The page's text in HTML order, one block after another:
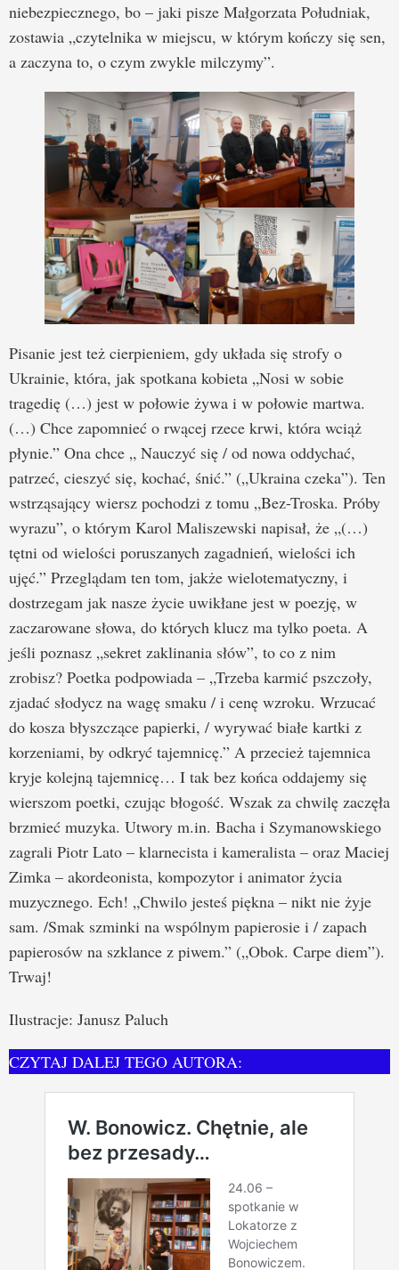
niebezpiecznego, bo – jaki pisze Małgorzata Południak,
zostawia „czytelnika w miejscu, w którym kończy się sen,
a zaczyna to, o czym zwykle milczymy”.
Pisanie jest też cierpieniem, gdy układa się strofy o
Ukrainie, która, jak spotkana kobieta „Nosi w sobie
tragedię (…) jest w połowie żywa i w połowie martwa.
(…) Chce zapomnieć o rwącej rzece krwi, która wciąż
płynie.” Ona chce „ Nauczyć się / od nowa oddychać,
patrzeć, cieszyć się, kochać, śnić.” („Ukraina czeka”). Ten
wstrząsający wiersz pochodzi z tomu „Bez-Troska. Próby
wyrazu”, o którym Karol Maliszewski napisał, że „(…)
tętni od wielości poruszanych zagadnień, wielości ich
ujęć.” Przeglądam ten tom, jakże wielotematyczny, i
dostrzegam jak nasze życie uwikłane jest w poezję, w
zaczarowane słowa, do których klucz ma tylko poeta. A
jeśli poznasz „sekret zaklinania słów”, to co z nim
zrobisz? Poetka podpowiada – „Trzeba karmić pszczoły,
zjadać słodycz na wagę smaku / i cenę wzroku. Wrzucać
do kosza błyszczące papierki, / wyrywać białe kartki z
korzeniami, by odkryć tajemnicę.” A przecież tajemnica
kryje kolejną tajemnicę… I tak bez końca oddajemy się
wierszom poetki, czując błogość. Wszak za chwilę zaczęła
brzmieć muzyka. Utwory m.in. Bacha i Szymanowskiego
zagrali Piotr Lato – klarnecista i kameralista – oraz Maciej
Zimka – akordeonista, kompozytor i animator życia
muzycznego. Ech! „Chwilo jesteś piękna – nikt nie żyje
sam. /Smak szminki na wspólnym papierosie i / zapach
papierosów na szklance z piwem.” („Obok. Carpe diem”).
Trwaj!
Ilustracje: Janusz Paluch
CZYTAJ DALEJ TEGO AUTORA: